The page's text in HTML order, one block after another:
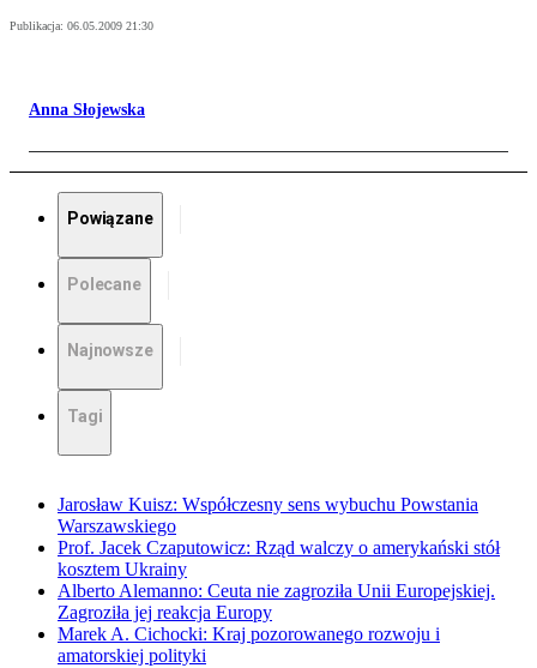
Publikacja: 06.05.2009 21:30
Anna Słojewska
Powiązane
Polecane
Najnowsze
Tagi
Jarosław Kuisz: Współczesny sens wybuchu Powstania
Warszawskiego
Prof. Jacek Czaputowicz: Rząd walczy o amerykański stół
kosztem Ukrainy
Alberto Alemanno: Ceuta nie zagroziła Unii Europejskiej.
Zagroziła jej reakcja Europy
Marek A. Cichocki: Kraj pozorowanego rozwoju i
amatorskiej polityki